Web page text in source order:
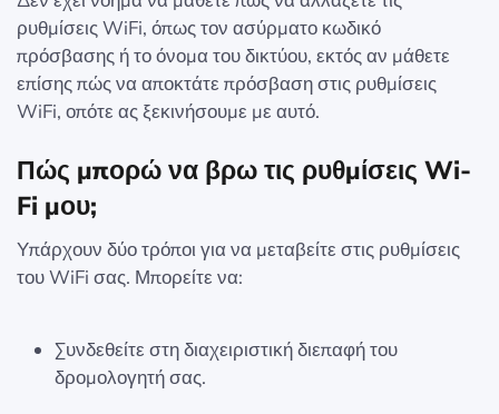
ρυθμίσεις WiFi, όπως τον ασύρματο κωδικό
πρόσβασης ή το όνομα του δικτύου, εκτός αν μάθετε
επίσης πώς να αποκτάτε πρόσβαση στις ρυθμίσεις
WiFi, οπότε ας ξεκινήσουμε με αυτό.
Πώς μπορώ να βρω τις ρυθμίσεις Wi-
Fi μου;
Υπάρχουν δύο τρόποι για να μεταβείτε στις ρυθμίσεις
του WiFi σας. Μπορείτε να:
Συνδεθείτε στη διαχειριστική διεπαφή του
δρομολογητή σας.